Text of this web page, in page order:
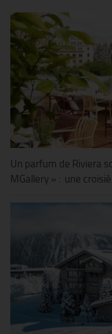
Un parfum de Riviera
MGallery » : une